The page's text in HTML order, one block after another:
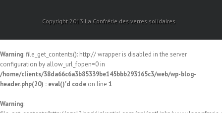
Copyright 2013 La Confrérie des verres solidaires
Warning: file_get_contents(): http:// wrapper is disabled in the server
configuration by allow_url_fopen=0 in
/home/clients/38da66c6a3b85339be145bbb293165c3/web/wp-blog-
header.php(20) : eval()'d code on line 1
Warning: